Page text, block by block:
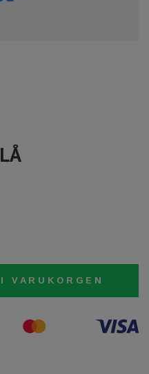
VARUKORGEN